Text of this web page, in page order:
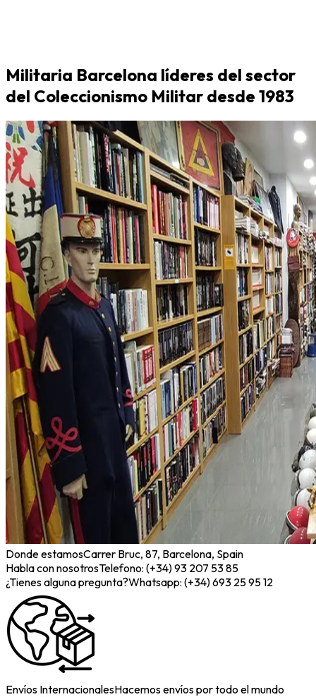
Militaria Barcelona líderes del sector
del Coleccionismo Militar desde 1983
Donde estamosCarrer Bruc, 87, Barcelona, Spain
Habla con nosotrosTelefono: (+34) 93 207 53 85
¿Tienes alguna pregunta?Whatsapp: (+34) 693 25 95 12
Envíos InternacionalesHacemos envíos por todo el mundo